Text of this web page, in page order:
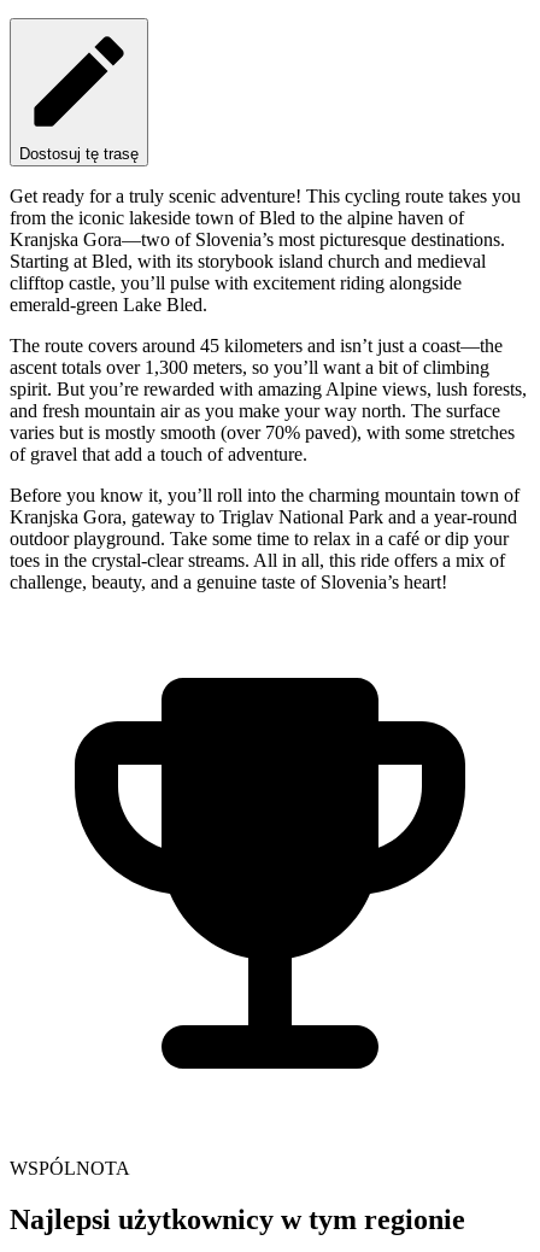
Dostosuj tę trasę
Get ready for a truly scenic adventure! This cycling route takes you
from the iconic lakeside town of Bled to the alpine haven of
Kranjska Gora—two of Slovenia’s most picturesque destinations.
Starting at Bled, with its storybook island church and medieval
clifftop castle, you’ll pulse with excitement riding alongside
emerald-green Lake Bled.
The route covers around 45 kilometers and isn’t just a coast—the
ascent totals over 1,300 meters, so you’ll want a bit of climbing
spirit. But you’re rewarded with amazing Alpine views, lush forests,
and fresh mountain air as you make your way north. The surface
varies but is mostly smooth (over 70% paved), with some stretches
of gravel that add a touch of adventure.
Before you know it, you’ll roll into the charming mountain town of
Kranjska Gora, gateway to Triglav National Park and a year-round
outdoor playground. Take some time to relax in a café or dip your
toes in the crystal-clear streams. All in all, this ride offers a mix of
challenge, beauty, and a genuine taste of Slovenia’s heart!
WSPÓLNOTA
Najlepsi użytkownicy w tym regionie